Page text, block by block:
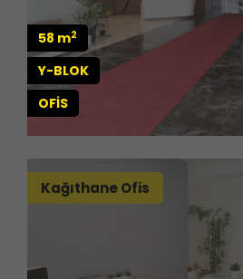
58 m2
Y-BLOK
OFİS
Kağıthane Ofis